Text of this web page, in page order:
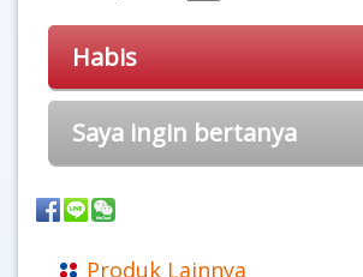
Habis
Saya ingin bertanya
Produk Lainnya